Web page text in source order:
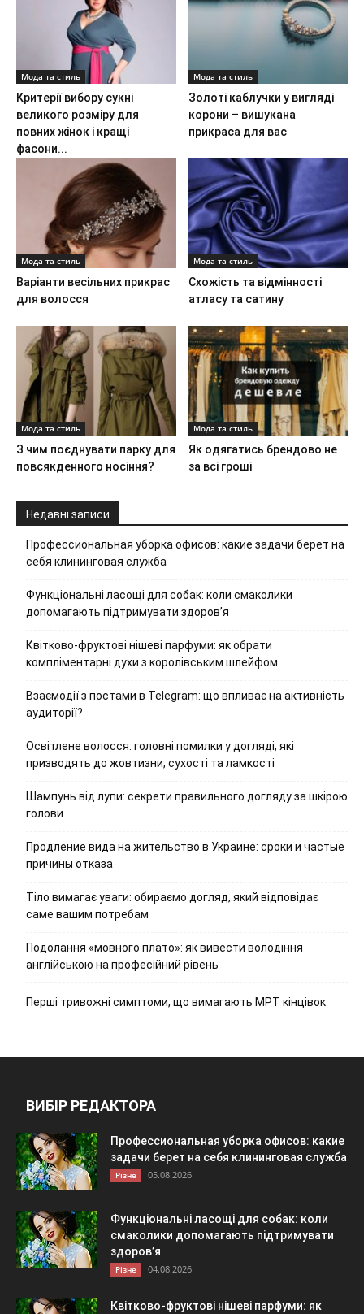
Мода та стиль
Критерії вибору сукні
великого розміру для
повних жінок і кращі
фасони...
Мода та стиль
Золоті каблучки у вигляді
корони – вишукана
прикраса для вас
Мода та стиль
Варіанти весільних прикрас
для волосся
Мода та стиль
Схожість та відмінності
атласу та сатину
Мода та стиль
З чим поєднувати парку для
повсякденного носіння?
Мода та стиль
Як одягатись брендово не
за всі гроші
Недавні записи
Профессиональная уборка офисов: какие задачи берет на
себя клининговая служба
Функціональні ласощі для собак: коли смаколики
допомагають підтримувати здоров’я
Квітково-фруктові нішеві парфуми: як обрати
компліментарні духи з королівським шлейфом
Взаємодії з постами в Telegram: що впливає на активність
аудиторії?
Освітлене волосся: головні помилки у догляді, які
призводять до жовтизни, сухості та ламкості
Шампунь від лупи: секрети правильного догляду за шкірою
голови
Продление вида на жительство в Украине: сроки и частые
причины отказа
Тіло вимагає уваги: обираємо догляд, який відповідає
саме вашим потребам
Подолання «мовного плато»: як вивести володіння
англійською на професійний рівень
Перші тривожні симптоми, що вимагають МРТ кінцівок
ВИБІР РЕДАКТОРА
Профессиональная уборка офисов: какие
задачи берет на себя клининговая служба
Різне 05.08.2026
Функціональні ласощі для собак: коли
смаколики допомагають підтримувати
здоров’я
Різне 04.08.2026
Квітково-фруктові нішеві парфуми: як